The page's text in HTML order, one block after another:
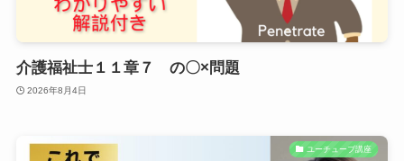
介護福祉士１１章７ の〇×問題
2026年8月4日
ユーチューブ講座